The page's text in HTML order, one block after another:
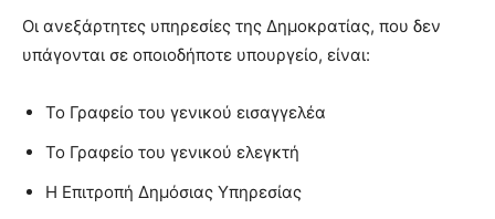
Οι ανεξάρτητες υπηρεσίες της Δημοκρατίας, που δεν
υπάγονται σε οποιοδήποτε υπουργείο, είναι:
Το Γραφείο του γενικού εισαγγελέα
Το Γραφείο του γενικού ελεγκτή
Η Επιτροπή Δημόσιας Υπηρεσίας